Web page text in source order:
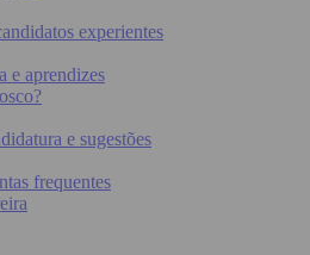
experientes
e aprendizes
e sugestões
frequentes